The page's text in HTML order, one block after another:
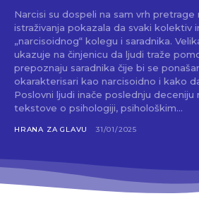
Narcisi su dospeli na sam vrh pretrage
istraživanja pokazala da svaki kolektiv
„narcisoidnog“ kolegu i saradnika.
ukazuje na činjenicu da ljudi traže
prepoznaju saradnika čije bi se
okarakterisari kao narcisoidno i kako
Poslovni ljudi inače poslednju deceniju
tekstove o psihologiji, psihološkim...
HRANA ZA GLAVU 31/01/2025